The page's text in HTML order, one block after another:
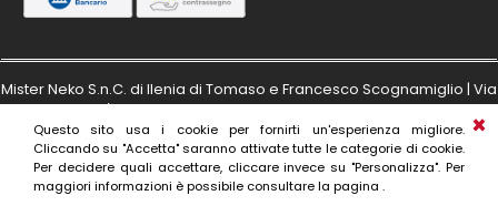
Questo sito usa i cookie per fornirti un'esperienza migliore.
Cliccando su "Accetta" saranno attivate tutte le categorie di cookie.
Per decidere quali accettare, cliccare invece su "Personalizza". Per
maggiori informazioni è possibile consultare la pagina .
Mister Neko S.n.C. di Ilenia di Tomaso e Francesco Scognamiglio | Via
Masaccio 149/a - 50132 Firenze | Partita IVA: IT06173980480 | Numero
di iscrizione al R.E.A. di Firenze: 606797